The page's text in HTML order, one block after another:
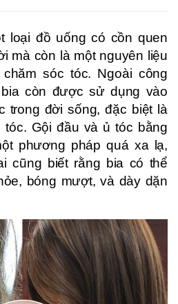
loại đồ uống có cồn quen
mà còn là một nguyên liệu
sóc tóc. Ngoài công
còn được sử dụng vào
trong đời sống, đặc biệt là
tóc. Gội đầu và ủ tóc bằng
phương pháp quá xa lạ,
cũng biết rằng bia có thể
bóng mượt, và dày dặn